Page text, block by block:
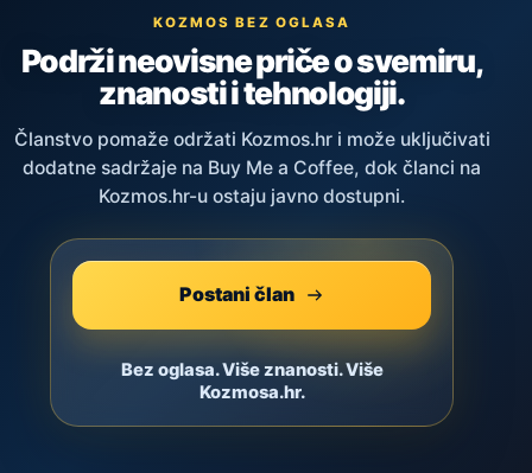
KOZMOS BEZ OGLASA
Podrži neovisne priče o svemiru,
znanosti i tehnologiji.
Članstvo pomaže održati Kozmos.hr i može uključivati
dodatne sadržaje na Buy Me a Coffee, dok članci na
Kozmos.hr-u ostaju javno dostupni.
Postani član
Bez oglasa. Više znanosti. Više
Kozmosa.hr.